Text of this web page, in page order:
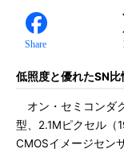
Share
低照度と優れたSN
オン・セミコンダ
型、2.1Mピクセル（
CMOSイメージセン